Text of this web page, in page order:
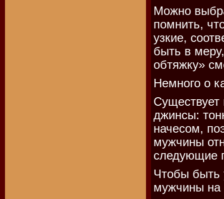
Можно
помнить,
узкие,
быть в
обтяжку»
Немного о
Существует
джинсы:
начесом,
мужчины
следующие
Чтобы быть
мужчины на